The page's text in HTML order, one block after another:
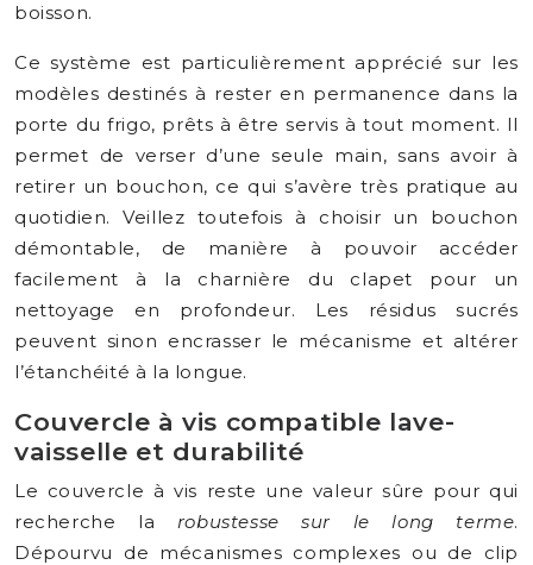
boisson.
Ce système est particulièrement apprécié sur les
modèles destinés à rester en permanence dans la
porte du frigo, prêts à être servis à tout moment. Il
permet de verser d’une seule main, sans avoir à
retirer un bouchon, ce qui s’avère très pratique au
quotidien. Veillez toutefois à choisir un bouchon
démontable, de manière à pouvoir accéder
facilement à la charnière du clapet pour un
nettoyage en profondeur. Les résidus sucrés
peuvent sinon encrasser le mécanisme et altérer
l’étanchéité à la longue.
Couvercle à vis compatible lave-
vaisselle et durabilité
Le couvercle à vis reste une valeur sûre pour qui
recherche la robustesse sur le long terme.
Dépourvu de mécanismes complexes ou de clip